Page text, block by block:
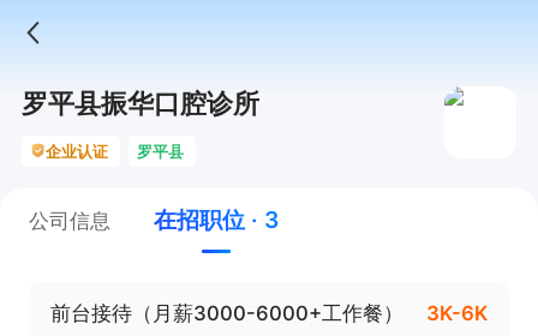
罗平县振华口腔诊所
企业认证 罗平县
公司信息 在招职位 · 3
前台接待（月薪3000-6000+工作餐） 3K-6K